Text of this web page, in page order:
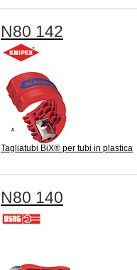
N80 142
Tagliatubi BiX® per tubi in plastica
N80 140